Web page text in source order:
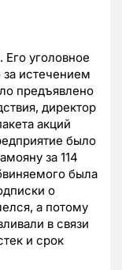
уголовное
истечением
предъявлено
директор
акций
было
за 114
была
о
а потому
в связи
и срок